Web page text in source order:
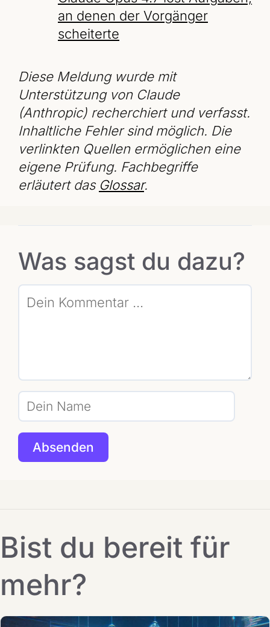
an denen der Vorgänger
scheiterte
Diese Meldung wurde mit
Unterstützung von Claude
(Anthropic) recherchiert und verfasst.
Inhaltliche Fehler sind möglich. Die
verlinkten Quellen ermöglichen eine
eigene Prüfung. Fachbegriffe
erläutert das Glossar.
Was sagst du dazu?
Bist du bereit für
mehr?